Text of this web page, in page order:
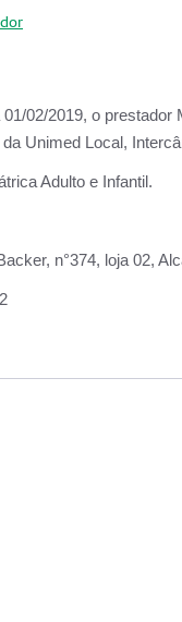
01/02/2019, o prestador
da Unimed Local,
Adulto e Infantil.
n°374, loja 02,